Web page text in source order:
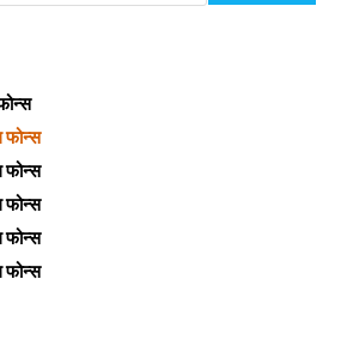
फोन्स
फोन्स
फोन्स
फोन्स
फोन्स